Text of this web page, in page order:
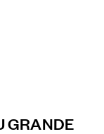
GRANDE